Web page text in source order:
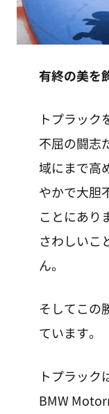
有終の美を
トプラック
不屈の闘志
域にまで高
やかで大胆
ことにあり
さわしいこ
ん。
そしてこの
ています。
トプラック
BMW